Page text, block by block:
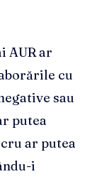
AUR ar
cu
sau
putea
ar putea
i